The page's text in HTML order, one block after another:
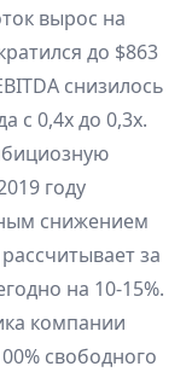
вырос на
до $863
снизилось
с 0,4х до 0,3х.
году
снижением
за
на 10-15%.
компании
свободного